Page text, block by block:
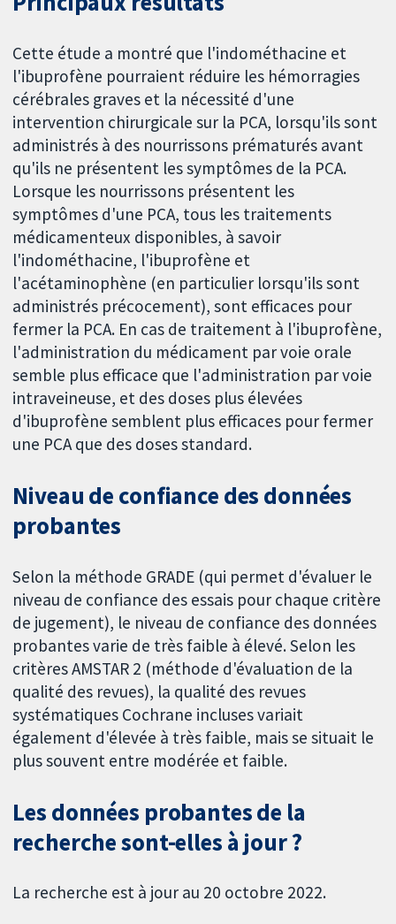
Cette étude a montré que l'indométhacine et
l'ibuprofène pourraient réduire les hémorragies
cérébrales graves et la nécessité d'une
intervention chirurgicale sur la PCA, lorsqu'ils sont
administrés à des nourrissons prématurés avant
qu'ils ne présentent les symptômes de la PCA.
Lorsque les nourrissons présentent les
symptômes d'une PCA, tous les traitements
médicamenteux disponibles, à savoir
l'indométhacine, l'ibuprofène et
l'acétaminophène (en particulier lorsqu'ils sont
administrés précocement), sont efficaces pour
fermer la PCA. En cas de traitement à l'ibuprofène,
l'administration du médicament par voie orale
semble plus efficace que l'administration par voie
intraveineuse, et des doses plus élevées
d'ibuprofène semblent plus efficaces pour fermer
une PCA que des doses standard.
Niveau de confiance des données
probantes
Selon la méthode GRADE (qui permet d'évaluer le
niveau de confiance des essais pour chaque critère
de jugement), le niveau de confiance des données
probantes varie de très faible à élevé. Selon les
critères AMSTAR 2 (méthode d'évaluation de la
qualité des revues), la qualité des revues
systématiques Cochrane incluses variait
également d'élevée à très faible, mais se situait le
plus souvent entre modérée et faible.
Les données probantes de la
recherche sont-elles à jour ?
La recherche est à jour au 20 octobre 2022.